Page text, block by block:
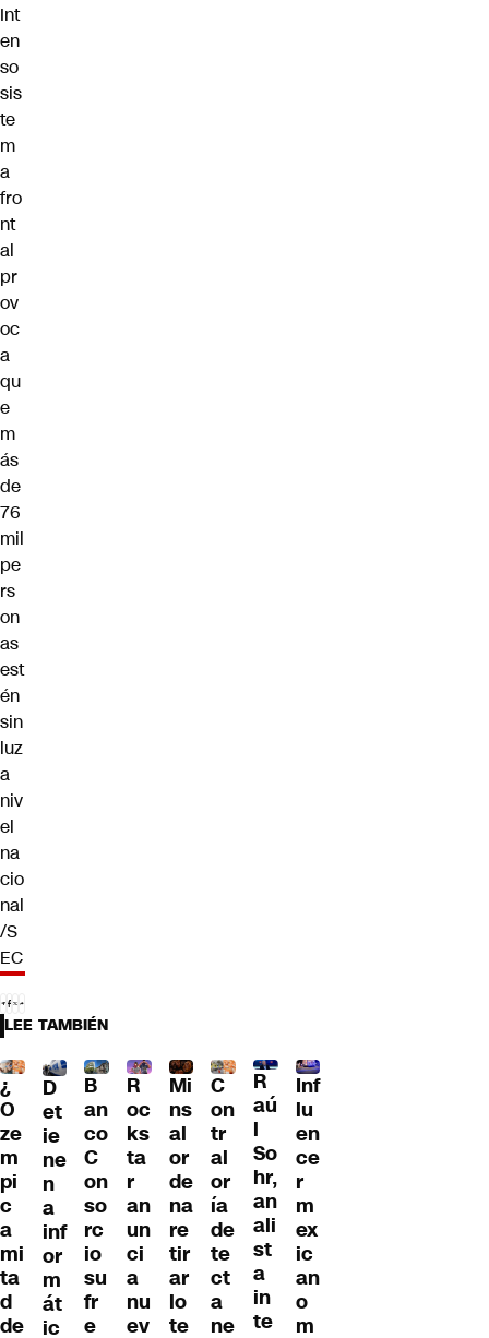
Int
en
so
sis
te
m
a
fro
nt
al
pr
ov
oc
a
qu
e
m
ás
de
76
mil
pe
rs
on
as
est
én
sin
luz
a
niv
el
na
cio
nal
/S
EC
LEE TAMBIÉN
¿
O
ze
m
pi
c
a
mi
ta
d
de
D
et
ie
ne
n
a
inf
or
m
át
ic
B
an
co
C
on
so
rc
io
su
fr
e
R
oc
ks
ta
r
an
un
ci
a
nu
ev
Mi
ns
al
or
de
na
re
tir
ar
lo
te
C
on
tr
al
or
ía
de
te
ct
a
ne
R
aú
l
So
hr,
an
ali
st
a
in
te
Inf
lu
en
ce
r
m
ex
ic
an
o
m